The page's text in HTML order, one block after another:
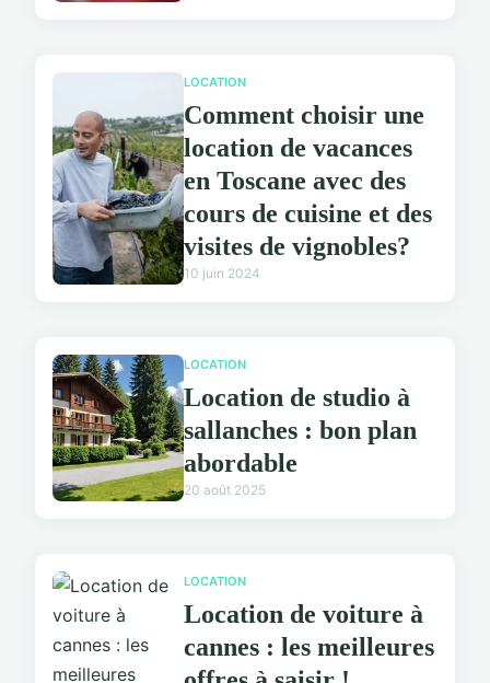
LOCATION
Comment choisir une
location de vacances
en Toscane avec des
cours de cuisine et des
visites de vignobles?
10 juin 2024
LOCATION
Location de studio à
sallanches : bon plan
abordable
20 août 2025
LOCATION
Location de voiture à
cannes : les meilleures